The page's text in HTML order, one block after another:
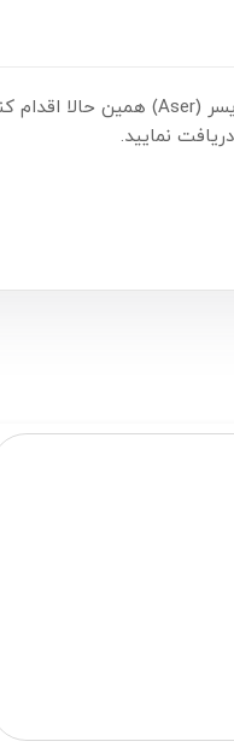
نمایید.